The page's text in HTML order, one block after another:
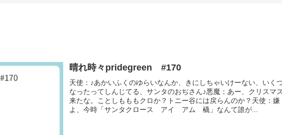
晴れ時々pridegreen #170
天使：♪あかいふくのゆらいなんか、きにしちゃいけーない、いく
なったってしんじてる、サンタのおぢさん♪悪魔：あー、クリスマ
来たな。ことしもももクロか？トニー谷には戻らんのか？天使：嫌
よ、今時「サンタクロース アイ アム 橇」なんて誰が...